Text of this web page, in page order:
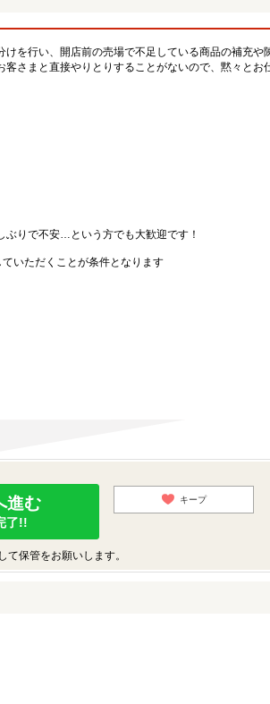
を行い、開店前の売場で不足している商品の補充や
さまと直接やりとりすることがないので、黙々とお
ぶりで不安…という方でも大歓迎です！
いただくことが条件となります
進む
了!!
キープ
保管をお願いします。